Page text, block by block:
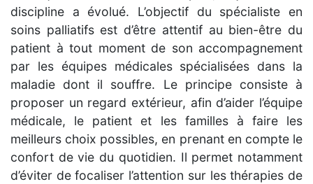
discipline a évolué. L’objectif du spécialiste en
soins palliatifs est d’être attentif au bien-être du
patient à tout moment de son accompagnement
par les équipes médicales spécialisées dans la
maladie dont il souffre. Le principe consiste à
proposer un regard extérieur, afin d’aider l’équipe
médicale, le patient et les familles à faire les
meilleurs choix possibles, en prenant en compte le
confort de vie du quotidien. Il permet notamment
d’éviter de focaliser l’attention sur les thérapies de